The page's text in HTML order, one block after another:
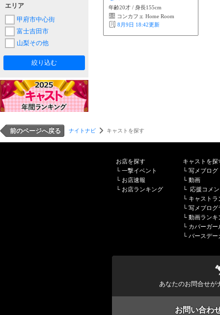
年齢20才 / 身長155cm
コンカフェ Home Room
8月9日 18:42更新
エリア
甲府市中心街
富士吉田市
山梨その他
絞り込む
前のページへ戻る ナイトナビ キャストを探す
お店を探す
└ 一撃イベント
└ お店速報
└ お店ランキング
キャストを探
└ 写メブログ
└ 動画
└ 応援コメ
└ キャストラ
└ 写メブログ
└ 動画ランキ
└ カバーガー
└ バースデー
あなたのお問合せが
お問い合わ